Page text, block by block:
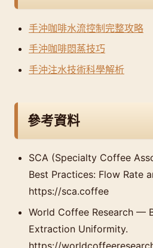
手沖咖啡水流控制完整攻略
手沖咖啡悶蒸技巧
手沖注水技術科學解析
參考資料
SCA (Specialty Coffee
Best Practices: Flow Rate
https://sca.coffee
World Coffee Research —
Extraction Uniformity.
https://